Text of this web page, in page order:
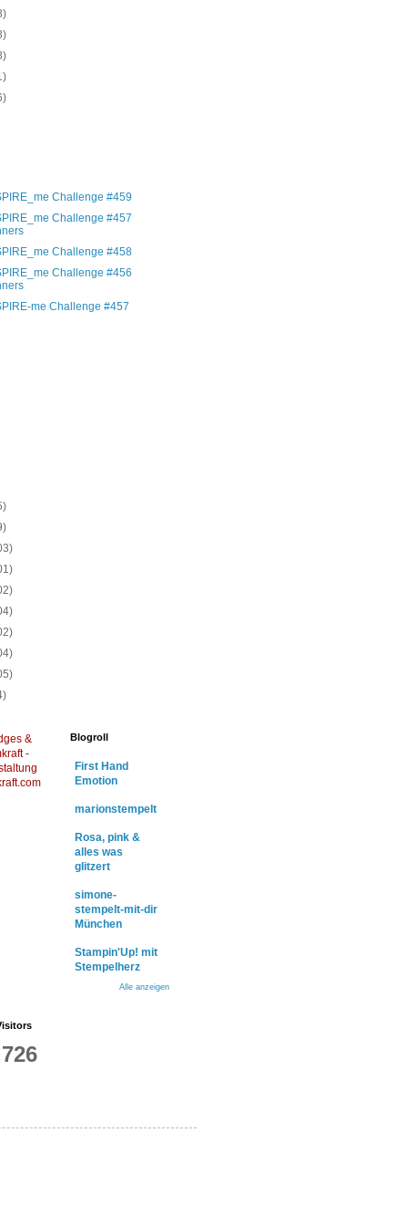
Challenge #459
Challenge #457
Challenge #458
Challenge #456
me Challenge #457
&
-
Blogroll
First Hand
Emotion
marionstempelt
Rosa, pink &
alles was
glitzert
simone-
stempelt-mit-dir
München
Stampin'Up! mit
Stempelherz
Alle anzeigen